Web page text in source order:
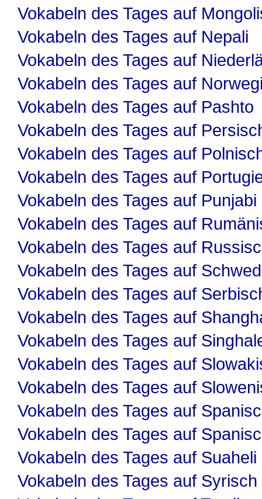
Vokabeln des Tages auf
Vokabeln des Tages auf Nepali
Vokabeln des Tages auf
Vokabeln des Tages auf
Vokabeln des Tages auf Pashto
Vokabeln des Tages auf
Vokabeln des Tages auf
Vokabeln des Tages auf
Vokabeln des Tages auf Punjabi
Vokabeln des Tages auf
Vokabeln des Tages auf
Vokabeln des Tages auf
Vokabeln des Tages auf
Vokabeln des Tages auf
Vokabeln des Tages auf
Vokabeln des Tages auf
Vokabeln des Tages auf
Vokabeln des Tages auf
Vokabeln des Tages auf
Vokabeln des Tages auf Suaheli
Vokabeln des Tages auf Syrisch